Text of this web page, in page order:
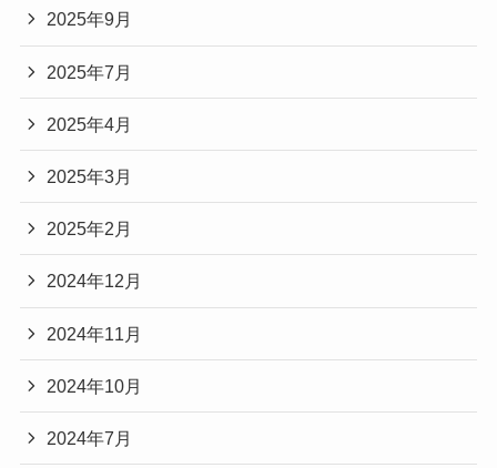
2025年9月
2025年7月
2025年4月
2025年3月
2025年2月
2024年12月
2024年11月
2024年10月
2024年7月